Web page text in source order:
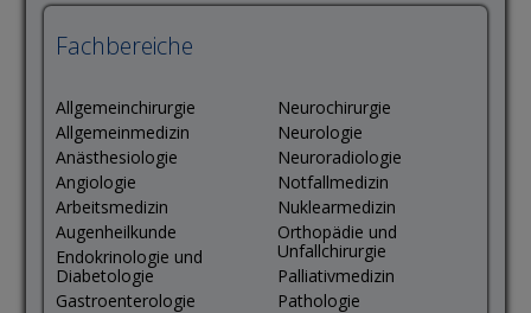
Fachbereiche
Allgemeinchirurgie
Allgemeinmedizin
Anästhesiologie
Angiologie
Arbeitsmedizin
Augenheilkunde
Endokrinologie und
Diabetologie
Gastroenterologie
Neurochirurgie
Neurologie
Neuroradiologie
Notfallmedizin
Nuklearmedizin
Orthopädie und
Unfallchirurgie
Palliativmedizin
Pathologie